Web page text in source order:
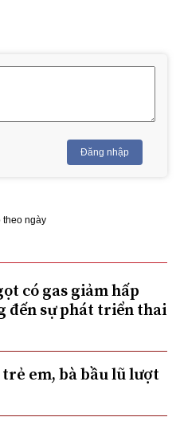
Đăng nhập
theo ngày
có gas giảm hấp
đến sự phát triển thai
em, bà bầu lũ lượt